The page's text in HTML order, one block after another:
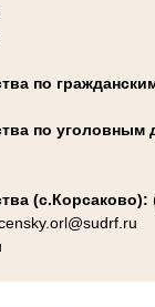
по
по уголовным
(с.Корсаково):